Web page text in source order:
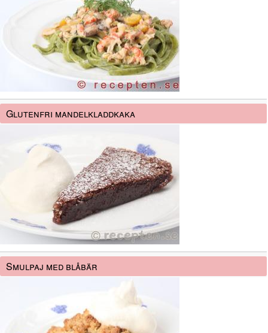
Glutenfri mandelkladdkaka
Smulpaj med blåbär